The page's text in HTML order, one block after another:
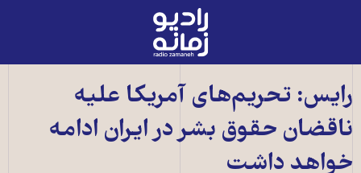
رادیو
زمانه
به
صفحه
اصلی
رايس: تحريم‌های آمريکا عليه
ناقضان حقوق بشر در ايران ادامه
خواهد داشت